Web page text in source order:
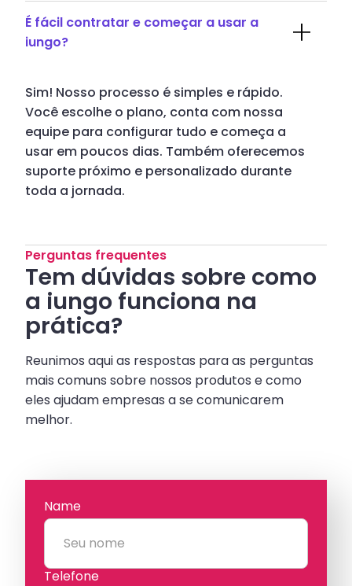
Perguntas frequentes
Tem dúvidas sobre como
a iungo funciona na
prática?
Reunimos aqui as respostas para as perguntas
mais comuns sobre nossos produtos e como
eles ajudam empresas a se comunicarem
melhor.
É fácil contratar e começar a usar a
iungo?
Sim! Nosso processo é simples e rápido.
Você escolhe o plano, conta com nossa
equipe para configurar tudo e começa a
usar em poucos dias. Também oferecemos
suporte próximo e personalizado durante
toda a jornada.
Name
Telefone